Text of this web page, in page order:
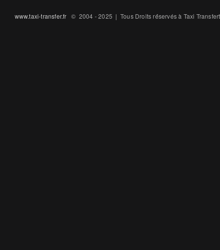
www.taxi-transfer.fr © 2004 - 2025 | Tous Droits ré́servés à Taxi